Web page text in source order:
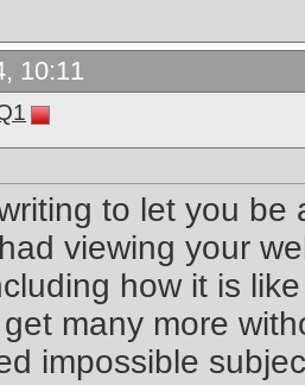
10:11
writing to let you
viewing your
how it is
many more
impossible